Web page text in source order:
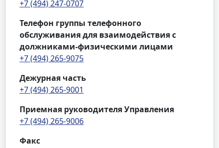
+7 (494) 247-0707
Телефон группы телефонного
обслуживания для взаимодействия с
должниками-физическими лицами
+7 (494) 265-9075
Дежурная часть
+7 (494) 265-9001
Приемная руководителя Управления
+7 (494) 265-9006
Факс